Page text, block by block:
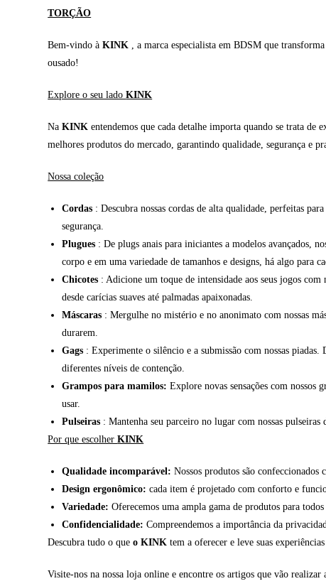
TORÇÃO
Bem-vindo àKINK , a marca especialista em BDSM que
ousado!
Explore o seu ladoKINK
NaKINK entendemos que cada detalhe importa quando se trata de
melhores produtos do mercado, garantindo qualidade, segurança e
Nossa coleção
Cordas : Descubra nossas cordas de alta qualidade, perfeitas
segurança.
Plugues : De plugs anais para iniciantes a modelos avançados,
corpo e em uma variedade de tamanhos e designs, há algo para
Chicotes : Adicione um toque de intensidade aos seus jogos
desde carícias suaves até palmadas apaixonadas.
Máscaras : Mergulhe no mistério e no anonimato com nossas
durarem.
Gags : Experimente o silêncio e a submissão com nossas
diferentes níveis de contenção.
Grampos para mamilos: Explore novas sensações com nossos
usar.
Pulseiras : Mantenha seu parceiro no lugar com nossas
Por que escolherKINK
Qualidade incomparável: Nossos produtos são
Design ergonômico: cada item é projetado com conforto e
Variedade: Oferecemos uma ampla gama de produtos para
Confidencialidade: Compreendemos a importância da
Descubra tudo o queo KINK tem a oferecer e leve suas
Visite-nos na nossa loja online e encontre os artigos que vão realizar